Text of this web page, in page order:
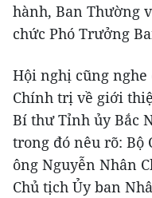
hành, Ban Thường
chức Phó Trưởng
Hội nghị cũng nghe
Chính trị về giới
Bí thư Tỉnh ủy Bắc
trong đó nêu rõ:
ông Nguyễn Nhân
Chủ tịch Ủy ban